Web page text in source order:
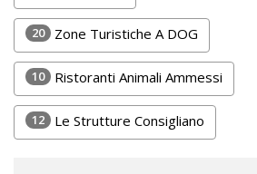
Video
Tutorial
Lavora
con
20 Zone Turistiche A DOG
10 Ristoranti Animali Ammessi
12 Le Strutture Consigliano